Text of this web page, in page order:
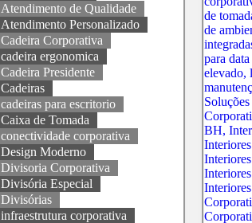
Atendimento de Qualidade
Atendimento Personalizado
Cadeira Corporativa
cadeira ergonomica
Cadeira Presidente
Cadeiras
cadeiras para escritorio
Caixa de Tomada
conectividade corporativa
Design Moderno
Divisoria Corporativa
Divisória Especial
Divisórias
infraestrutura corporativa